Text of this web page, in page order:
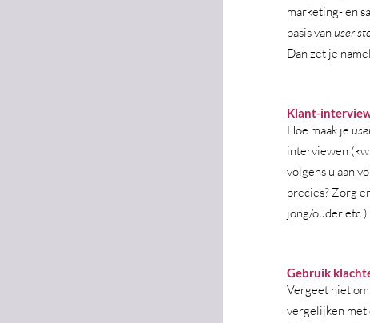
marketing- en
basis van user
Dan zet je
Klant-
Hoe maak je
interviewen
volgens u aan
precies? Zorg
jong/ouder
Gebruik
Vergeet niet
vergelijken met